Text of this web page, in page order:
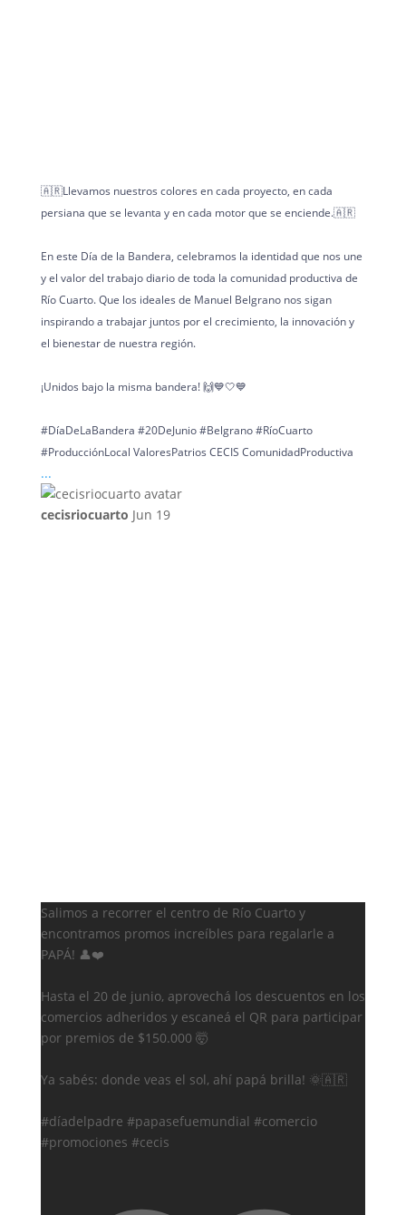
🇦🇷Llevamos nuestros colores en cada proyecto, en cada
persiana que se levanta y en cada motor que se enciende.🇦🇷
En este Día de la Bandera, celebramos la identidad que nos une
y el valor del trabajo diario de toda la comunidad productiva de
Río Cuarto. Que los ideales de Manuel Belgrano nos sigan
inspirando a trabajar juntos por el crecimiento, la innovación y
el bienestar de nuestra región.
¡Unidos bajo la misma bandera! 🙌💙🤍💙
#DíaDeLaBandera #20DeJunio #Belgrano #RíoCuarto
#ProducciónLocal ValoresPatrios CECIS ComunidadProductiva
...
cecisriocuarto Jun 19
Salimos a recorrer el centro de Río Cuarto y
encontramos promos increíbles para regalarle a
PAPÁ! 👤❤️
Hasta el 20 de junio, aprovechá los descuentos en los
comercios adheridos y escaneá el QR para participar
por premios de $150.000 🤯
Ya sabés: donde veas el sol, ahí papá brilla! 🌞🇦🇷
#díadelpadre #papasefuemundial #comercio
#promociones #cecis